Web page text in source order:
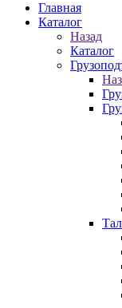
Главная
Каталог
Назад
Каталог